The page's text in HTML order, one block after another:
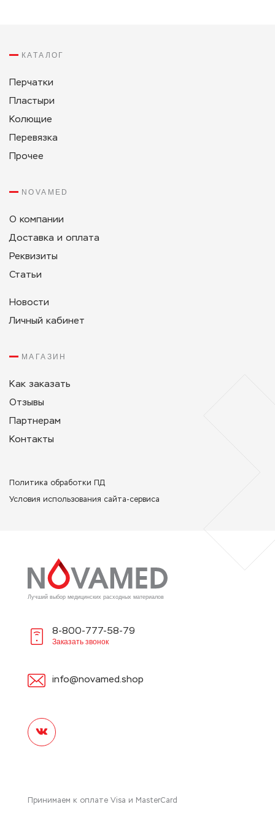
Лучший выбор медицинских расходных материалов
8-800-777-58-79
Заказать звонок
info@novamed.shop
Принимаем к оплате Visa и MasterCard
КАТАЛОГ
Перчатки
Пластыри
Колющие
Перевязка
Прочее
NOVAMED
О компании
Доставка и оплата
Реквизиты
Статьи
Новости
Личный кабинет
МАГАЗИН
Как заказать
Отзывы
Партнерам
Контакты
Политикa обработки ПД
Условия использования сайта-сервиса